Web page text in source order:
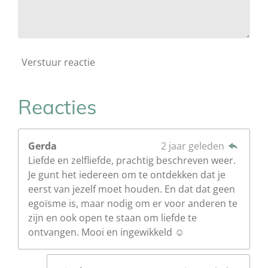
Verstuur reactie
Reacties
Gerda
2 jaar geleden
Liefde en zelfliefde, prachtig beschreven weer.
Je gunt het iedereen om te ontdekken dat je
eerst van jezelf moet houden. En dat dat geen
egoïsme is, maar nodig om er voor anderen te
zijn en ook open te staan om liefde te
ontvangen. Mooi en ingewikkeld ☺️